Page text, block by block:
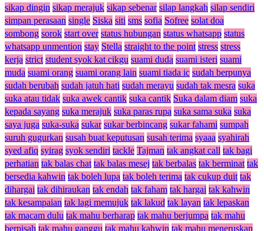
sikap dingin sikap merajuk sikap sebenar silap langkah silap sendiri
simpan perasaan single Siska siti sms sofia Sofree solat doa
sombong sorok start over status hubungan status whatsapp status
whatsapp unmention stay Stella straight to the point stress stress
kerja strict student syok kat cikgu suami duda suami isteri suami
muda suami orang suami orang lain suami tiada ic sudah berpunya
sudah berubah sudah jatuh hati sudah merayu sudah tak mesra suka
suka atau tidak suka awek cantik suka cantik Suka dalam diam suka
kepada sayang suka merajuk suka paras rupa suka sama suka suka
saya juga suka-suka sukar sukar berbincang sukar fahami sumpah
suruh gugurkan susah buat keputusan susah terima syaaa syahirah
syed afiq syirag syok sendiri tackle Tajman tak angkat call tak bagi
perhatian tak balas chat tak balas mesej tak berbalas tak berminat tak
bersedia kahwin tak boleh lupa tak boleh terima tak cukup duit tak
dihargai tak dihiraukan tak endah tak faham tak hargai tak kahwin
tak kesampaian tak lagi memujuk tak lakud tak layan tak lepaskan
tak macam dulu tak mahu berharap tak mahu berjumpa tak mahu
berpisah tak mahu ganggu tak mahu kahwin tak mahu meneruskan